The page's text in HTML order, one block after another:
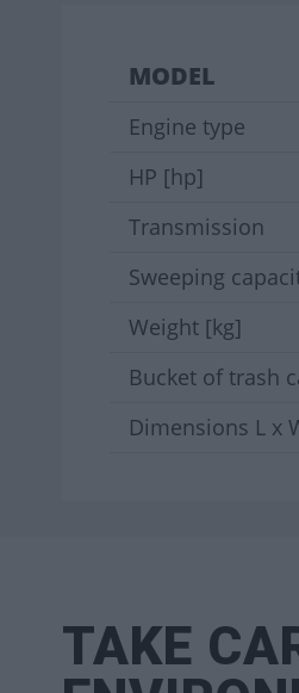
MODEL
Engine type
HP [hp]
Transmission
Sweeping
Weight [kg]
Bucket of trash
Dimensions L x
TAKE